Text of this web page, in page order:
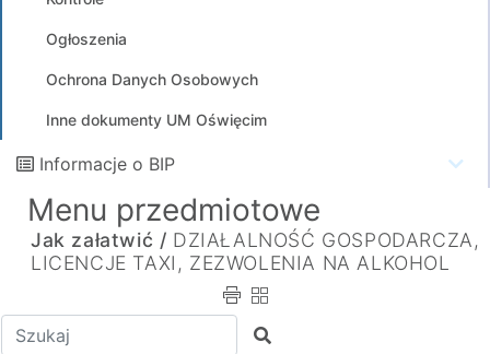
Ogłoszenia
Ochrona Danych Osobowych
Inne dokumenty UM Oświęcim
Informacje o BIP
Menu przedmiotowe
Jak załatwić / DZIAŁALNOŚĆ GOSPODARCZA,
LICENCJE TAXI, ZEZWOLENIA NA ALKOHOL
Wpisz tekst do wyszukania Szukaj